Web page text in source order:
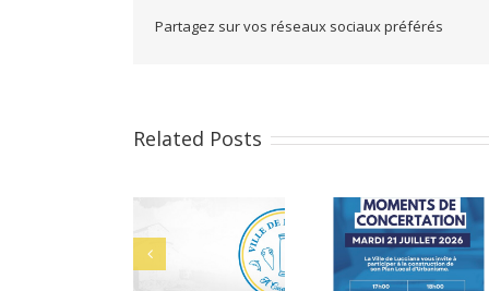
Partagez sur vos réseaux sociaux préférés
Related Posts
Cérémonie des
Bacheliers 2026